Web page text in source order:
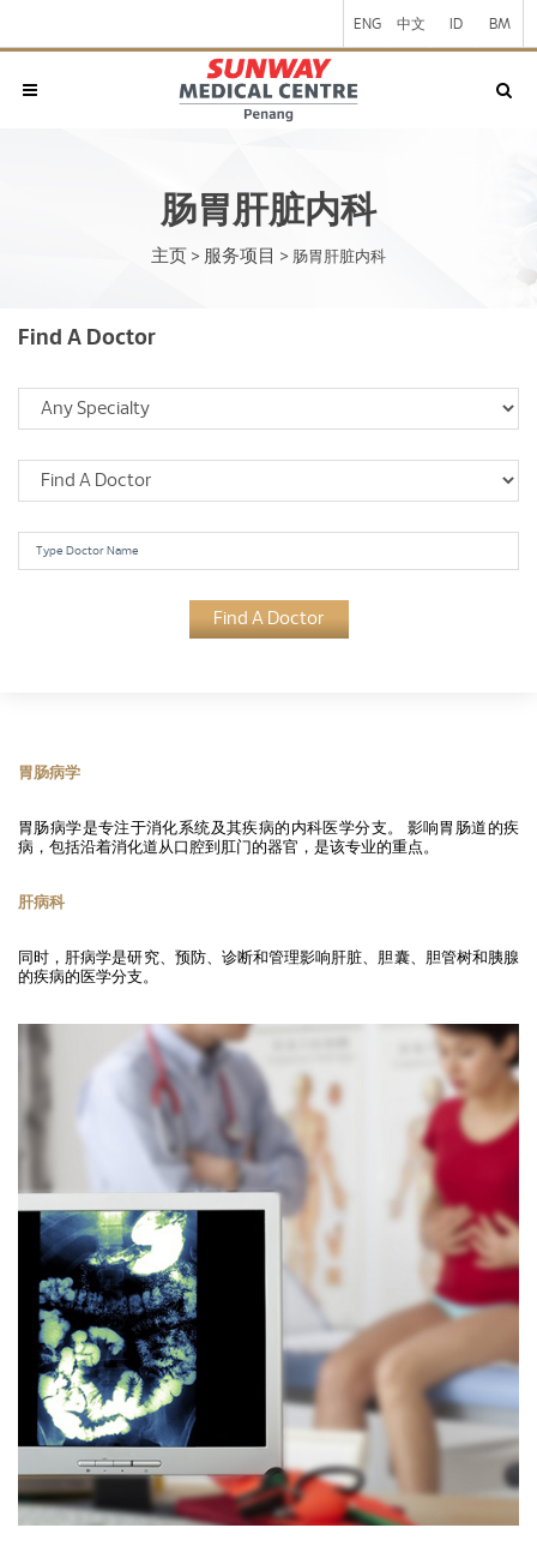
ENG 中文 ID BM
肠胃肝脏内科
主页 > 服务项目 > 肠胃肝脏内科
Find A Doctor
Find A Doctor
胃肠病学
胃肠病学是专注于消化系统及其疾病的内科医学分支。 影响胃肠道的疾
病，包括沿着消化道从口腔到肛门的器官，是该专业的重点。
肝病科
同时，肝病学是研究、预防、诊断和管理影响肝脏、胆囊、胆管树和胰腺
的疾病的医学分支。